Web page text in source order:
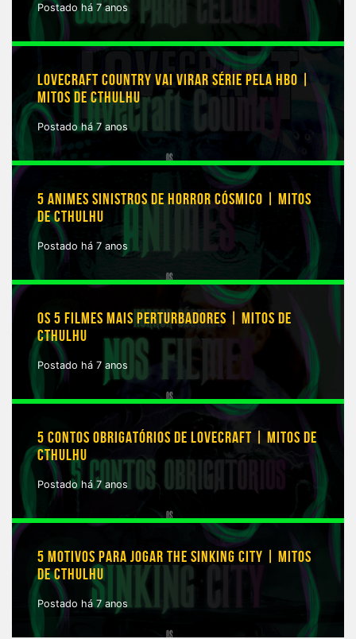
Postado há 7 anos
LOVECRAFT COUNTRY VAI VIRAR SÉRIE PELA HBO |
MITOS DE CTHULHU
Postado há 7 anos
5 ANIMES SINISTROS DE HORROR CÓSMICO | MITOS
DE CTHULHU
Postado há 7 anos
OS 5 FILMES MAIS PERTURBADORES | MITOS DE
CTHULHU
Postado há 7 anos
5 CONTOS OBRIGATÓRIOS DE LOVECRAFT | MITOS DE
CTHULHU
Postado há 7 anos
5 MOTIVOS PARA JOGAR THE SINKING CITY | MITOS
DE CTHULHU
Postado há 7 anos